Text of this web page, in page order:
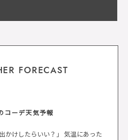
FORECAST
コーデ天気予報
かけしたらいい？」 気温にあった